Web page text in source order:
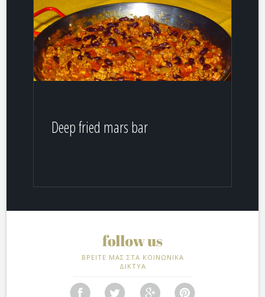
Deep fried mars bar
ΒΡΕΙΤΕ ΜΑΣ ΣΤΑ ΚΟΙΝΩΝΙΚΑ
ΔΙΚΤΥΑ